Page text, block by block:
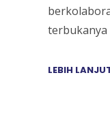
terbukanya
LEBIH